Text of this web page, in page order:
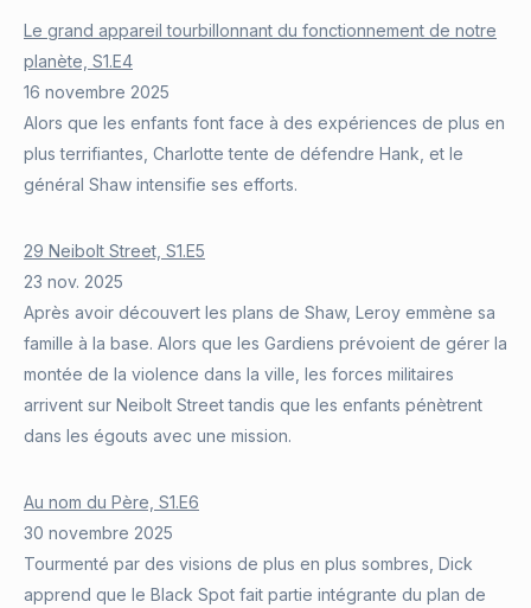
Le grand appareil tourbillonnant du fonctionnement de notre
planète, S1.E4
16 novembre 2025
Alors que les enfants font face à des expériences de plus en
plus terrifiantes, Charlotte tente de défendre Hank, et le
général Shaw intensifie ses efforts.
29 Neibolt Street, S1.E5
23 nov. 2025
Après avoir découvert les plans de Shaw, Leroy emmène sa
famille à la base. Alors que les Gardiens prévoient de gérer la
montée de la violence dans la ville, les forces militaires
arrivent sur Neibolt Street tandis que les enfants pénètrent
dans les égouts avec une mission.
Au nom du Père, S1.E6
30 novembre 2025
Tourmenté par des visions de plus en plus sombres, Dick
apprend que le Black Spot fait partie intégrante du plan de